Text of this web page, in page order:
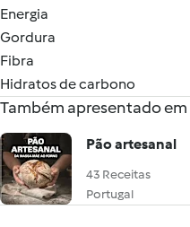
Energia
Gordura
Fibra
Hidratos de carbono
Também apresentado em
Pão artesanal
43 Receitas
Portugal